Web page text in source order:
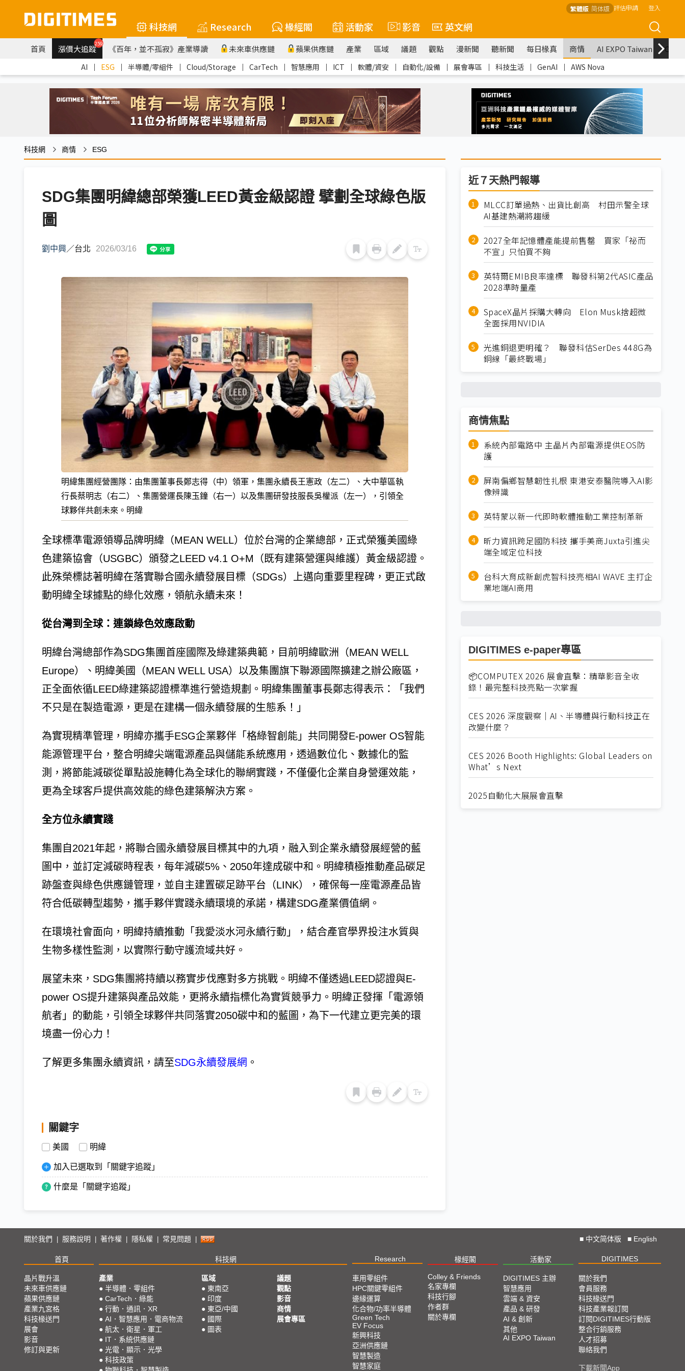
繁體版 简体版 評估申請 登入
科技網 Research 椽經閣 活動家 影音 英文網
首頁 漲價大追蹤259 《百年，並不孤寂》產業導讀 未來車供應鏈 蘋果供應鏈 產業 區域 議題 觀點 漫新聞 聽新聞 每日椽真 商情 AI EXPO Taiwan
AI ｜ ESG ｜ 半導體/零組件 ｜ Cloud/Storage ｜ CarTech ｜ 智慧應用 ｜ ICT ｜ 軟體/資安 ｜ 自動化/設備 ｜ 展會專區 ｜ 科技生活 ｜ GenAI ｜ AWS Nova
科技網 商情 ESG
SDG集團明緯總部榮獲LEED黃金級認證 擘劃全球綠色版
圖
劉中興／台北 2026/03/16
明緯集團經營團隊：由集團董事長鄭志得（中）領軍，集團永續長王憲政（左二）、大中華區執
行長蔡明志（右二）、集團營運長陳玉鐘（右一）以及集團研發技服長吳權派（左一），引領全
球夥伴共創未來。明緯
全球標準電源領導品牌明緯（MEAN WELL）位於台灣的企業總部，正式榮獲美國綠
色建築協會（USGBC）頒發之LEED v4.1 O+M（既有建築營運與維護）黃金級認證。
此殊榮標誌著明緯在落實聯合國永續發展目標（SDGs）上邁向重要里程碑，更正式啟
動明緯全球據點的綠化效應，領航永續未來！
從台灣到全球：連鎖綠色效應啟動
明緯台灣總部作為SDG集團首座國際及綠建築典範，目前明緯歐洲（MEAN WELL
Europe）、明緯美國（MEAN WELL USA）以及集團旗下聯源國際擴建之辦公廠區，
正全面依循LEED綠建築認證標準進行營造規劃。明緯集團董事長鄭志得表示：「我們
不只是在製造電源，更是在建構一個永續發展的生態系！」
為實現精準管理，明緯亦攜手ESG企業夥伴「格綠智創能」共同開發E-power OS智能
能源管理平台，整合明緯尖端電源產品與儲能系統應用，透過數位化、數據化的監
測，將節能減碳從單點設施轉化為全球化的聯網實踐，不僅優化企業自身營運效能，
更為全球客戶提供高效能的綠色建築解決方案。
全方位永續實踐
集團自2021年起，將聯合國永續發展目標其中的九項，融入到企業永續發展經營的藍
圖中，並訂定減碳時程表，每年減碳5%、2050年達成碳中和。明緯積極推動產品碳足
跡盤查與綠色供應鏈管理，並自主建置碳足跡平台（LINK），確保每一座電源產品皆
符合低碳轉型趨勢，攜手夥伴實踐永續環境的承諾，構建SDG產業價值網。
在環境社會面向，明緯持續推動「我愛淡水河永續行動」，結合產官學界投注水質與
生物多樣性監測，以實際行動守護流域共好。
展望未來，SDG集團將持續以務實步伐應對多方挑戰。明緯不僅透過LEED認證與E-
power OS提升建築與產品效能，更將永續指標化為實質競爭力。明緯正發揮「電源領
航者」的動能，引領全球夥伴共同落實2050碳中和的藍圖，為下一代建立更完美的環
境盡一份心力！
了解更多集團永續資訊，請至SDG永續發展網 。
關鍵字
美國 明緯
加入已選取到「關鍵字追蹤」
什麼是「關鍵字追蹤」
近７天熱門報導
MLCC訂單過熱、出貨比創高 村田示警全球
AI基建熱潮將趨緩
2027全年記憶體產能提前售罄 買家「祕而
不宣」只怕買不夠
英特爾EMIB良率達標 聯發科第2代ASIC產品
2028準時量產
SpaceX晶片採購大轉向 Elon Musk捨超微
全面採用NVIDIA
光進銅退更明確？ 聯發科估SerDes 448G為
銅線「最終戰場」
商情焦點
系統內部電路中 主晶片內部電源提供EOS防
護
屏南偏鄉智慧韌性扎根 東港安泰醫院導入AI影
像辨識
英特蒙以新一代即時軟體推動工業控制革新
昕力資訊跨足國防科技 攜手美商Juxta引進尖
端全域定位科技
台科大育成新創虎智科技亮相AI WAVE 主打企
業地端AI商用
DIGITIMES e-paper專區
📦COMPUTEX 2026 展會直擊：精華影音全收
錄！最完整科技亮點一次掌握
CES 2026 深度觀察｜AI、半導體與行動科技正在
改變什麼？
CES 2026 Booth Highlights: Global Leaders on
What’s Next
2025自動化大展展會直擊
2023 SEMICON TAIWAN展會精選
2023台北國際自動化工業大展展會精選
2023台北國際電腦展COMPUTEX TAIPEI 展會精
關於我們 服務說明 著作權 隱私權 常見問題 ■ 中文简体版 ■ English
首頁 科技網 Research 椽經閣 活動家 DIGITIMES
晶片戰升溫
未來車供應鏈
蘋果供應鏈
產業九宮格
科技椽送門
展會
影音
修訂與更新
產業
● 半導體．零組件
● CarTech．綠能
● 行動．通訊．XR
● AI．智慧應用．電商物流
● 航太．衛星．軍工
● IT．系統供應鏈
● 光電．顯示．光學
● 科技政策
區域
● 東南亞
● 印度
● 東亞/中國
● 國際
● 圖表
議題
觀點
影音
商情
展會專區
車用零組件
HPC關鍵零組件
邊緣運算
化合物/功率半導體
Green Tech
EV Focus
新興科技
亞洲供應鏈
智慧製造
智慧家庭
Colley & Friends
名家專欄
科技行腳
作者群
關於專欄
DIGITIMES 主辦
智慧應用
雲端 & 資安
產品 & 研發
AI & 創新
其他
AI EXPO Taiwan
關於我們
會員服務
科技椽送門
科技產業報訂閱
訂閱DIGITIMES行動版
整合行銷服務
人才招募
聯絡我們
下載新聞App